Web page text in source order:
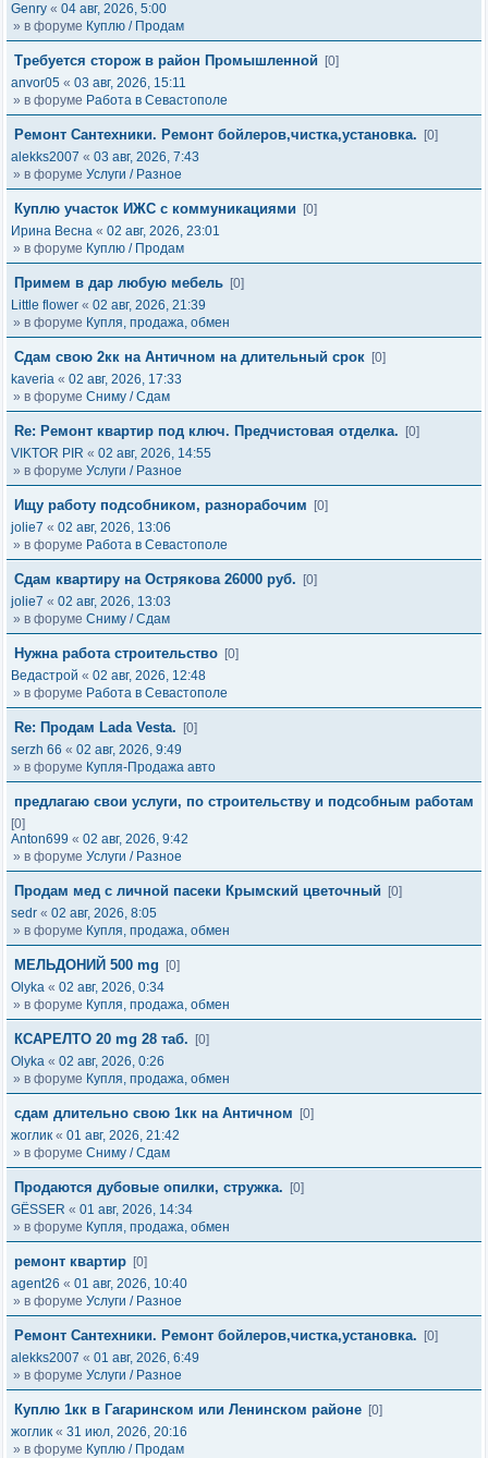
Genry « 04 авг, 2026, 5:00
» в форуме Куплю / Продам
Требуется сторож в район Промышленной
[0]
anvor05 « 03 авг, 2026, 15:11
» в форуме Работа в Севастополе
Ремонт Сантехники. Ремонт бойлеров,чистка,установка.
[0]
alekks2007 « 03 авг, 2026, 7:43
» в форуме Услуги / Разное
Куплю участок ИЖС с коммуникациями
[0]
Ирина Весна « 02 авг, 2026, 23:01
» в форуме Куплю / Продам
Примем в дар любую мебель [0]
Little flower « 02 авг, 2026, 21:39
» в форуме Купля, продажа, обмен
Сдам свою 2кк на Античном на длительный срок [0]
kaveria « 02 авг, 2026, 17:33
» в форуме Сниму / Сдам
Re: Ремонт квартир под ключ. Предчистовая отделка.
[0]
VIKTOR PIR « 02 авг, 2026, 14:55
» в форуме Услуги / Разное
Ищу работу подсобником, разнорабочим
[0]
jolie7 « 02 авг, 2026, 13:06
» в форуме Работа в Севастополе
Сдам квартиру на Острякова 26000 руб.
[0]
jolie7 « 02 авг, 2026, 13:03
» в форуме Сниму / Сдам
Нужна работа строительство [0]
Ведастрой « 02 авг, 2026, 12:48
» в форуме Работа в Севастополе
Re: Продам Lada Vesta.
[0]
serzh 66 « 02 авг, 2026, 9:49
» в форуме Купля-Продажа авто
предлагаю свои услуги, по строительству и подсобным работам
[0]
Anton699 « 02 авг, 2026, 9:42
» в форуме Услуги / Разное
Продам мед с личной пасеки Крымский цветочный
[0]
sedr « 02 авг, 2026, 8:05
» в форуме Купля, продажа, обмен
МЕЛЬДОНИЙ 500 mg
[0]
Olyka « 02 авг, 2026, 0:34
» в форуме Купля, продажа, обмен
КСАРЕЛТО 20 mg 28 таб.
[0]
Olyka « 02 авг, 2026, 0:26
» в форуме Купля, продажа, обмен
сдам длительно свою 1кк на Античном
[0]
жоглик « 01 авг, 2026, 21:42
» в форуме Сниму / Сдам
Продаются дубовые опилки, стружка.
[0]
GЁSSER « 01 авг, 2026, 14:34
» в форуме Купля, продажа, обмен
ремонт квартир [0]
agent26 « 01 авг, 2026, 10:40
» в форуме Услуги / Разное
Ремонт Сантехники. Ремонт бойлеров,чистка,установка.
[0]
alekks2007 « 01 авг, 2026, 6:49
» в форуме Услуги / Разное
Куплю 1кк в Гагаринском или Ленинском районе [0]
жоглик « 31 июл, 2026, 20:16
» в форуме Куплю / Продам